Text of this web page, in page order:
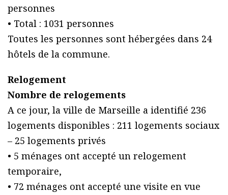
personnes
• Total : 1031 personnes
Toutes les personnes sont hébergées dans 24
hôtels de la commune.
Relogement
Nombre de relogements
A ce jour, la ville de Marseille a identifié 236
logements disponibles : 211 logements sociaux
– 25 logements privés
• 5 ménages ont accepté un relogement
temporaire,
• 72 ménages ont accepté une visite en vue